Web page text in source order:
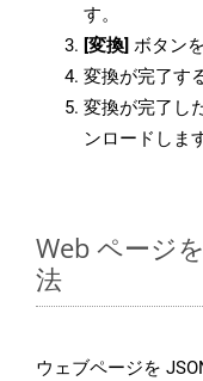
す。
[変換] ボタン
変換が完了す
変換が完了し
ンロードしま
Web ページ
法
ウェブページを